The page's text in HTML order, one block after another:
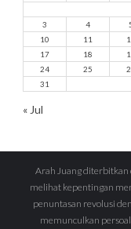
3
4
10
11
17
18
24
25
31
« Jul
Arah Juang diterbitkan
melihat kepentingan
penuntasan revolusi
memunculkan